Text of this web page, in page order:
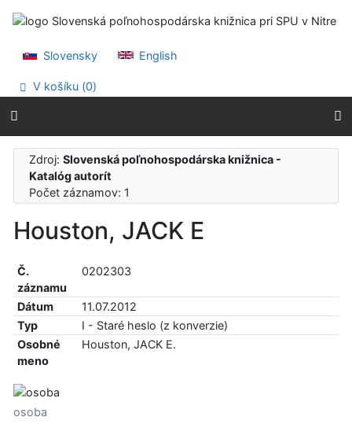
Prejsť na menu
Slovensky
English
V košíku (0)
Zdroj:Slovenská poľnohospodárska knižnica -
Katalóg autorít
Počet záznamov: 1
Houston, JACK E
Č.
záznamu
0202303
Dátum
11.07.2012
Typ
I - Staré heslo (z konverzie)
Osobné
meno
Houston, JACK E.
osoba